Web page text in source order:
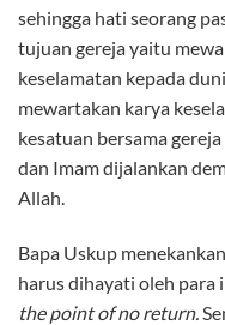
sehingga hati seorang
tujuan gereja yaitu
keselamatan kepada
mewartakan karya
kesatuan bersama
dan Imam dijalankan
Allah.
Bapa Uskup
harus dihayati oleh para
the point of no return.